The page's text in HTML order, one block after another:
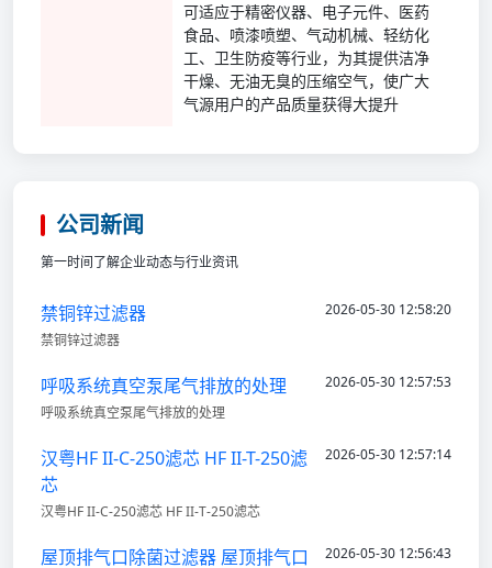
可适应于精密仪器、电子元件、医药
食品、喷漆喷塑、气动机械、轻纺化
工、卫生防疫等行业，为其提供洁净
干燥、无油无臭的压缩空气，使广大
气源用户的产品质量获得大提升
公司新闻
第一时间了解企业动态与行业资讯
禁铜锌过滤器
禁铜锌过滤器
2026-05-30 12:58:20
呼吸系统真空泵尾气排放的处理
呼吸系统真空泵尾气排放的处理
2026-05-30 12:57:53
汉粤HF II-C-250滤芯 HF II-T-250滤
芯
汉粤HF II-C-250滤芯 HF II-T-250滤芯
2026-05-30 12:57:14
屋顶排气口除菌过滤器 屋顶排气口
2026-05-30 12:56:43